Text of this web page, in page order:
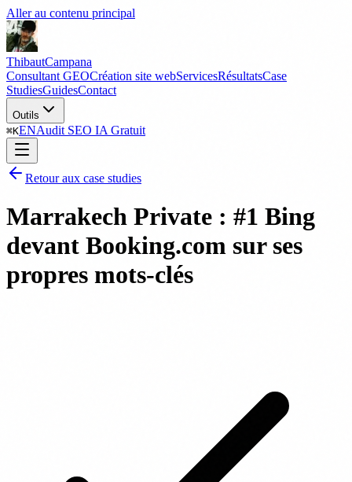
Aller au contenu principal
ThibautCampana
Consultant GEOCréation site webServicesRésultatsCase
StudiesGuidesContact
Outils
⌘KENAudit SEO IA Gratuit
Retour aux case studies
Marrakech Private : #1 Bing
devant Booking.com sur ses
propres mots-clés